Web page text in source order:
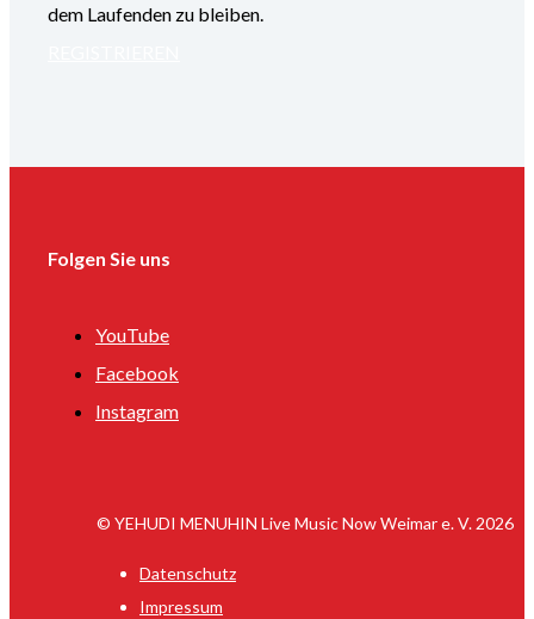
dem Laufenden zu bleiben.
Folgen Sie uns
YouTube
Facebook
Instagram
© YEHUDI MENUHIN Live Music Now Weimar e. V. 2026
Datenschutz
Impressum